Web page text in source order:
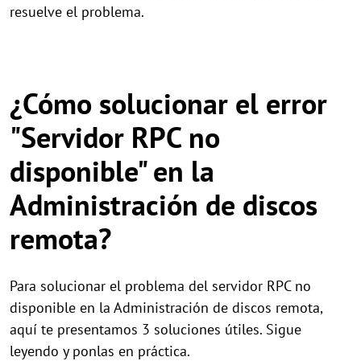
resuelve el problema.
¿Cómo solucionar el error
"Servidor RPC no
disponible" en la
Administración de discos
remota?
Para solucionar el problema del servidor RPC no
disponible en la Administración de discos remota,
aquí te presentamos 3 soluciones útiles. Sigue
leyendo y ponlas en práctica.